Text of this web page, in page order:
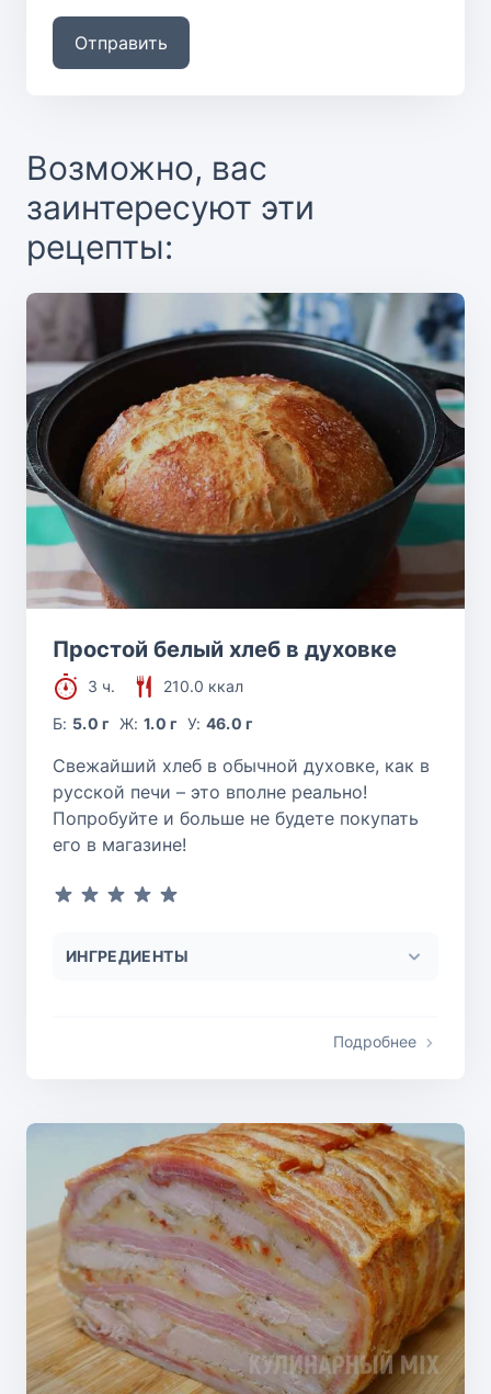
Отправить
Возможно, вас
заинтересуют эти
рецепты:
Простой белый хлеб в духовке
3 ч.
210.0 ккал
Б: 5.0 г Ж: 1.0 г У: 46.0 г
Свежайший хлеб в обычной духовке, как в
русской печи – это вполне реально!
Попробуйте и больше не будете покупать
его в магазине!
ИНГРЕДИЕНТЫ
Подробнее